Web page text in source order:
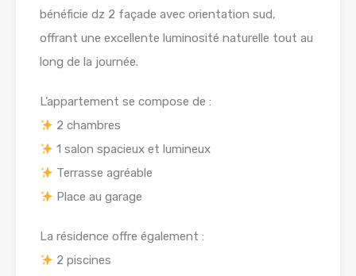
bénéficie dz 2 façade avec orientation sud,
offrant une excellente luminosité naturelle tout au
long de la journée.
L’appartement se compose de :
2 chambres
1 salon spacieux et lumineux
Terrasse agréable
Place au garage
La résidence offre également :
2 piscines